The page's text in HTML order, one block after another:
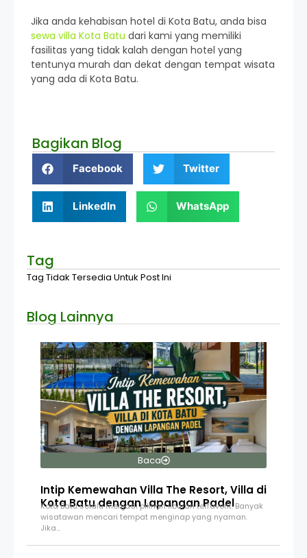
Jika anda kehabisan hotel di Kota Batu, anda bisa
sewa villa Kota Batu dari kami yang memiliki
fasilitas yang tidak kalah dengan hotel yang
tentunya murah dan dekat dengan tempat wisata
yang ada di Kota Batu.
Bagikan Blog
Facebook Twitter
LinkedIn WhatsApp
Tag
Tag Tidak Tersedia Untuk Post Ini
Blog Lainnya
Baca
Intip Kemewahan Villa The Resort, Villa di
Kota Batu dengan Lapangan Padel
Kota Batu selalu menjadi pilihan liburan terfavorit. Banyak
wisatawan mencari tempat menginap yang nyaman.
Jika…